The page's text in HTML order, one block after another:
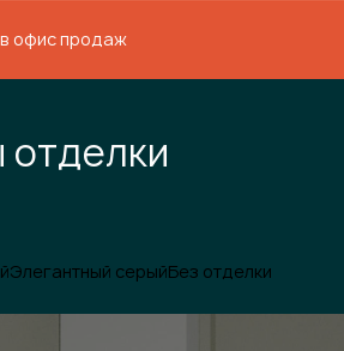
офис продаж
отделки
Элегантный серыйБез отделки